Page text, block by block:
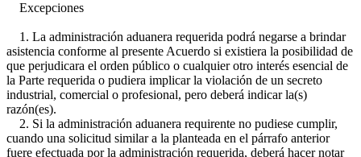
Excepciones
1. La administración aduanera requerida podrá negarse a brindar
asistencia conforme al presente Acuerdo si existiera la posibilidad de
que perjudicara el orden público o cualquier otro interés esencial de
la Parte requerida o pudiera implicar la violación de un secreto
industrial, comercial o profesional, pero deberá indicar la(s)
razón(es).
2. Si la administración aduanera requirente no pudiese cumplir,
cuando una solicitud similar a la planteada en el párrafo anterior
fuere efectuada por la administración requerida, deberá hacer notar